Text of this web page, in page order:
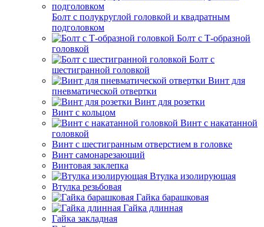
Болт с полукруглой головкой и квадратным
подголовком
Болт с Т-образной
головкой
Болт с
шестигранной головкой
Винт для
пневматической отвертки
Винт для розетки
Винт с кольцом
Винт с накатанной
головкой
Винт с шестигранным отверстием в головке
Винт самонарезающий
Винтовая заклепка
Втулка изолирующая
Втулка резьбовая
Гайка барашковая
Гайка длинная
Гайка закладная